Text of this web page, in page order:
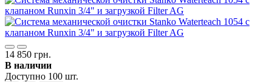
14 850 грн.
В наличии
Доступно 100 шт.